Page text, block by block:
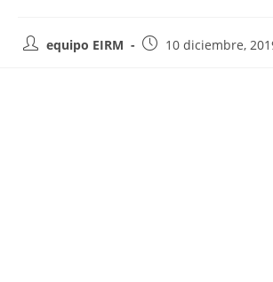
equipo EIRM 10 diciembre,